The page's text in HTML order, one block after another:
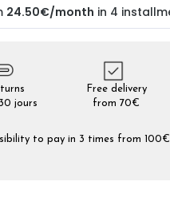
jours
Free delivery
from 70€
to pay in 3 times from 100€